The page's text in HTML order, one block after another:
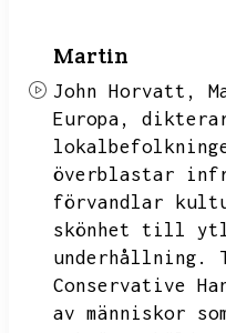
Martin
John Horvatt,
Europa,
överblastar
förvandlar
skönhet till
underhållning.
Conservative
av människor